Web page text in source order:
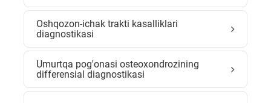
Oshqozon-ichak trakti kasalliklari
diagnostikasi
Umurtqa pog'onasi osteoxondrozining
differensial diagnostikasi